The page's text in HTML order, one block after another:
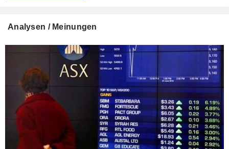
Analysen / Meinungen